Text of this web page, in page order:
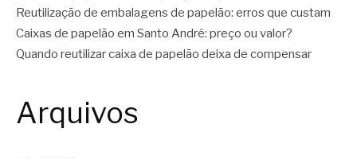
Reutilização de embalagens de papelão: erros que custam
Caixas de papelão em Santo André: preço ou valor?
Quando reutilizar caixa de papelão deixa de compensar
Arquivos